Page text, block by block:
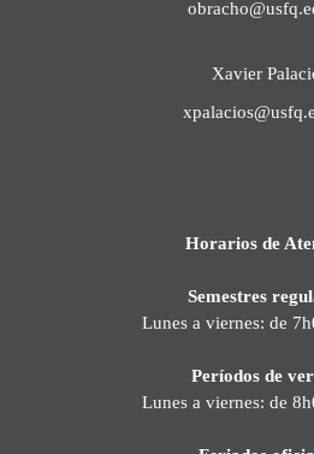
Xavier
Horarios de
Semestres
Lunes a viernes: de
Períodos de
Lunes a viernes: de